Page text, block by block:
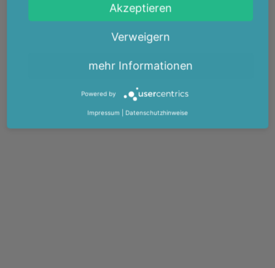
Akzeptieren
Verweigern
mehr Informationen
Powered by
Impressum Datenschutzhinweise